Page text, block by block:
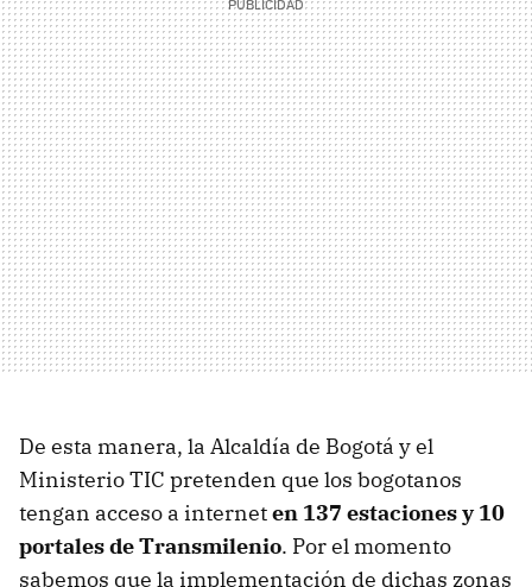
De esta manera, la Alcaldía de Bogotá y el
Ministerio TIC pretenden que los bogotanos
tengan acceso a interneten 137 estaciones y 10
portales de Transmilenio. Por el momento
sabemos que la implementación de dichas zonas